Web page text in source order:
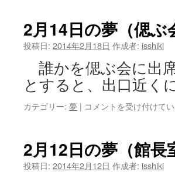
の
夢
争
の
終
わ
り）
2月14日の夢（偲ぶ
投稿日: 2014年2月18日 作成者: isshiki
誰かを偲ぶ会に出
とすると、出口近
カテゴリー: 夢 | 2
の
夢
コメントを受け付けて
2月12日の夢（館長
投稿日: 2014年2月12日 作成者: isshiki